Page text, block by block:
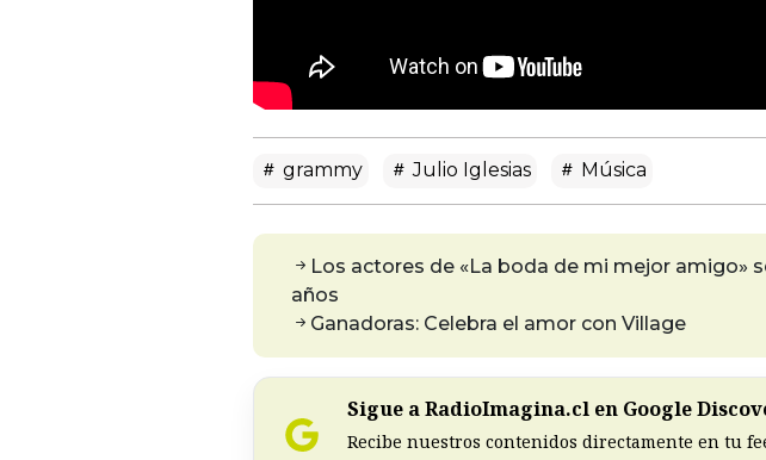
grammy Julio Iglesias Música
Los actores de «La boda de mi mejor amigo»
años
Ganadoras: Celebra el amor con Village
Sigue a RadioImagina.cl en Google
Recibe nuestros contenidos directamente en tu